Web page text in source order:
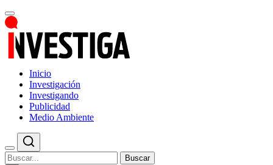
Inicio
Investigación
Investigando
Publicidad
Medio Ambiente
Buscar